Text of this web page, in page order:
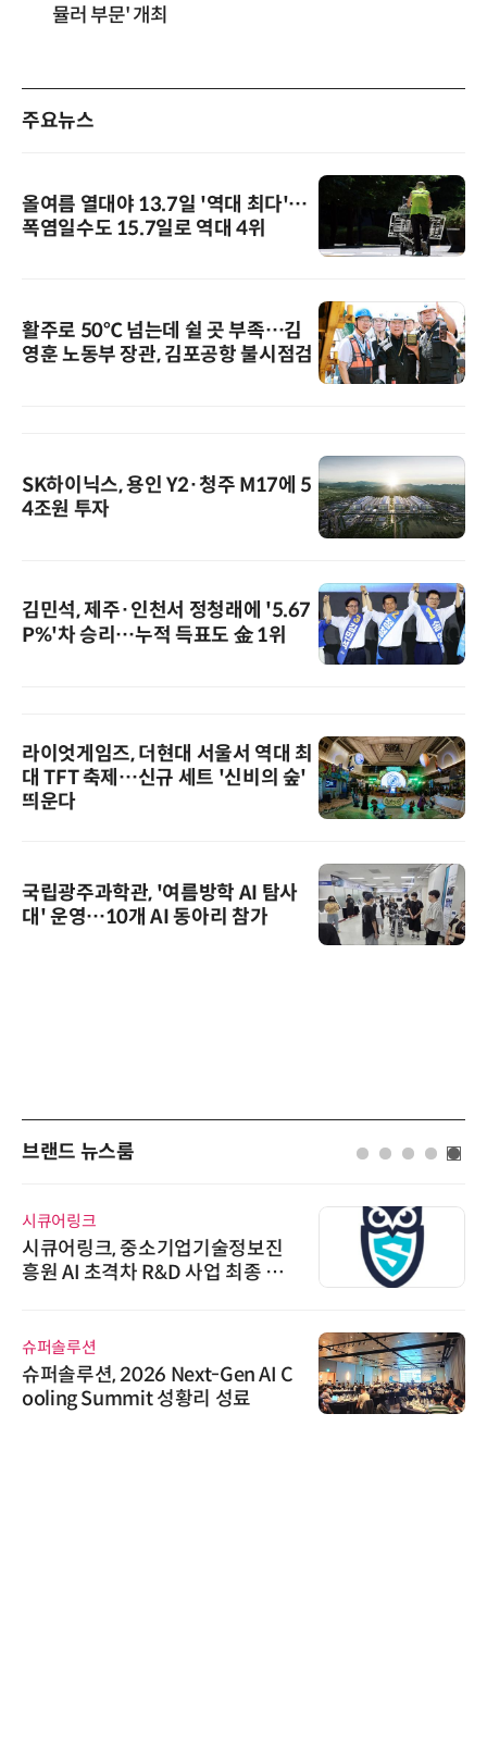
뮬러 부문' 개최
주요뉴스
올여름 열대야 13.7일 '역대 최다'…
폭염일수도 15.7일로 역대 4위
활주로 50℃ 넘는데 쉴 곳 부족…김
영훈 노동부 장관, 김포공항 불시점검
SK하이닉스, 용인 Y2·청주 M17에 5
4조원 투자
김민석, 제주·인천서 정청래에 '5.67
P%'차 승리…누적 득표도 金 1위
라이엇게임즈, 더현대 서울서 역대 최
대 TFT 축제…신규 세트 '신비의 숲'
띄운다
국립광주과학관, '여름방학 AI 탐사
대' 운영…10개 AI 동아리 참가
브랜드 뉴스룸
시큐어링크
시큐어링크, 중소기업기술정보진
흥원 AI 초격차 R&D 사업 최종 선
슈퍼솔루션
슈퍼솔루션, 2026 Next-Gen AI C
ooling Summit 성황리 성료